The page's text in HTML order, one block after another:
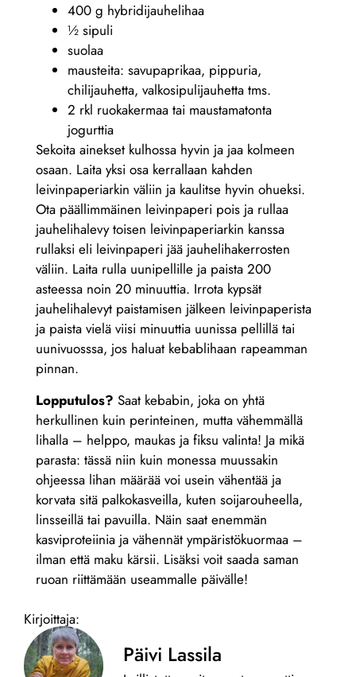
400 g hybridijauhelihaa
½ sipuli
suolaa
mausteita: savupaprikaa, pippuria,
chilijauhetta, valkosipulijauhetta tms.
2 rkl ruokakermaa tai maustamatonta
jogurttia
Sekoita ainekset kulhossa hyvin ja jaa kolmeen
osaan. Laita yksi osa kerrallaan kahden
leivinpaperiarkin väliin ja kaulitse hyvin ohueksi.
Ota päällimmäinen leivinpaperi pois ja rullaa
jauhelihalevy toisen leivinpaperiarkin kanssa
rullaksi eli leivinpaperi jää jauhelihakerrosten
väliin. Laita rulla uunipellille ja paista 200
asteessa noin 20 minuuttia. Irrota kypsät
jauhelihalevyt paistamisen jälkeen leivinpaperista
ja paista vielä viisi minuuttia uunissa pellillä tai
uunivuosssa, jos haluat kebablihaan rapeamman
pinnan.
Lopputulos? Saat kebabin, joka on yhtä
herkullinen kuin perinteinen, mutta vähemmällä
lihalla – helppo, maukas ja fiksu valinta! Ja mikä
parasta: tässä niin kuin monessa muussakin
ohjeessa lihan määrää voi usein vähentää ja
korvata sitä palkokasveilla, kuten soijarouheella,
linsseillä tai pavuilla. Näin saat enemmän
kasviproteiinia ja vähennät ympäristökuormaa –
ilman että maku kärsii. Lisäksi voit saada saman
ruoan riittämään useammalle päivälle!
Kirjoittaja:
Päivi Lassila